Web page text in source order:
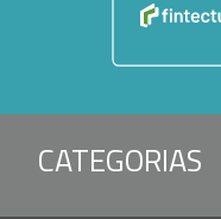
CATEGORIAS